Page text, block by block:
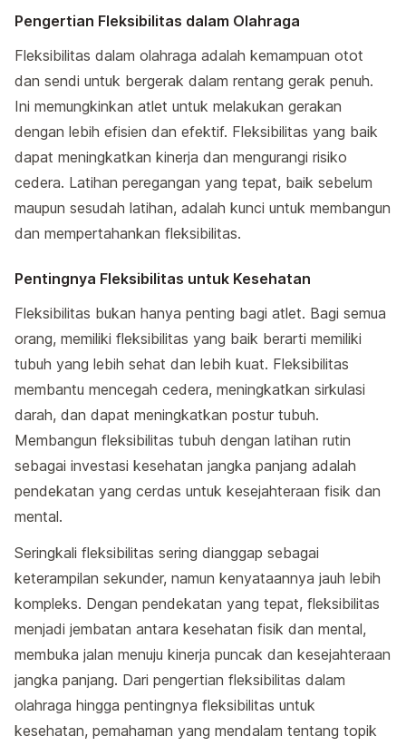
Pengertian Fleksibilitas dalam Olahraga
Fleksibilitas dalam olahraga adalah kemampuan otot
dan sendi untuk bergerak dalam rentang gerak penuh.
Ini memungkinkan atlet untuk melakukan gerakan
dengan lebih efisien dan efektif. Fleksibilitas yang baik
dapat meningkatkan kinerja dan mengurangi risiko
cedera. Latihan peregangan yang tepat, baik sebelum
maupun sesudah latihan, adalah kunci untuk membangun
dan mempertahankan fleksibilitas.
Pentingnya Fleksibilitas untuk Kesehatan
Fleksibilitas bukan hanya penting bagi atlet. Bagi semua
orang, memiliki fleksibilitas yang baik berarti memiliki
tubuh yang lebih sehat dan lebih kuat. Fleksibilitas
membantu mencegah cedera, meningkatkan sirkulasi
darah, dan dapat meningkatkan postur tubuh.
Membangun fleksibilitas tubuh dengan latihan rutin
sebagai investasi kesehatan jangka panjang adalah
pendekatan yang cerdas untuk kesejahteraan fisik dan
mental.
Seringkali fleksibilitas sering dianggap sebagai
keterampilan sekunder, namun kenyataannya jauh lebih
kompleks. Dengan pendekatan yang tepat, fleksibilitas
menjadi jembatan antara kesehatan fisik dan mental,
membuka jalan menuju kinerja puncak dan kesejahteraan
jangka panjang. Dari pengertian fleksibilitas dalam
olahraga hingga pentingnya fleksibilitas untuk
kesehatan, pemahaman yang mendalam tentang topik